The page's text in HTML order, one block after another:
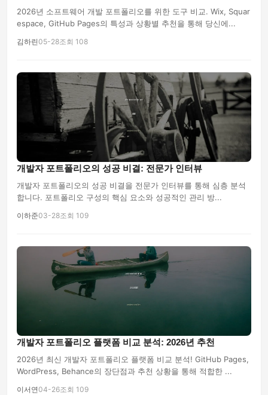
2026년 소프트웨어 개발 포트폴리오를 위한 도구 비교. Wix, Squar
espace, GitHub Pages의 특성과 상황별 추천을 통해 당신에...
김하린05-28조회 108
개발자 포트폴리오의 성공 비결: 전문가 인터뷰
개발자 포트폴리오의 성공 비결을 전문가 인터뷰를 통해 심층 분석
합니다. 포트폴리오 구성의 핵심 요소와 성공적인 관리 방...
이하준03-28조회 109
개발자 포트폴리오 플랫폼 비교 분석: 2026년 추천
2026년 최신 개발자 포트폴리오 플랫폼 비교 분석! GitHub Pages,
WordPress, Behance의 장단점과 추천 상황을 통해 적합한 ...
이서연04-26조회 109